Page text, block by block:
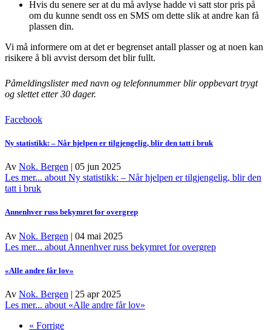
Hvis du senere ser at du må avlyse hadde vi satt stor pris på
om du kunne sendt oss en SMS om dette slik at andre kan få
plassen din.
Vi må informere om at det er begrenset antall plasser og at noen kan
risikere å bli avvist dersom det blir fullt.
Påmeldingslister med navn og telefonnummer blir oppbevart trygt
og slettet etter 30 dager.
Facebook
Ny statistikk: – Når hjelpen er tilgjengelig, blir den tatt i bruk
Av Nok. Bergen | 05 jun 2025
Les mer... about Ny statistikk: – Når hjelpen er tilgjengelig, blir den
tatt i bruk
Annenhver russ bekymret for overgrep
Av Nok. Bergen | 04 mai 2025
Les mer... about Annenhver russ bekymret for overgrep
«Alle andre får lov»
Av Nok. Bergen | 25 apr 2025
Les mer... about «Alle andre får lov»
« Forrige